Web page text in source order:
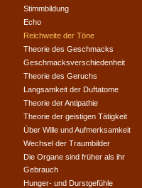
Stimmbildung
Echo
Reichweite der Töne
Theorie des Geschmacks
Geschmacksverschiedenheit
Theorie des Geruchs
Langsamkeit der Duftatome
Theorie der Antipathie
Theorie der geistigen Tätigkeit
Über Wille und Aufmerksamkeit
Wechsel der Traumbilder
Die Organe sind früher als ihr
Gebrauch
Hunger- und Durstgefühle